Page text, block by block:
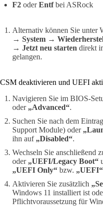
F2 oderEntfbei ASRock
Alternativ können Sie unter
→ System →
→ Jetzt neu starten direkt
gelangen.
CSM deaktivieren und UEFI
Navigieren Sie im BIOS-
oder „Advanced“.
Suchen Sie nach dem Eintrag
Support Module) oder
ihn auf „Disabled“.
Wechseln Sie anschließend
oder „UEFI/Legacy Boot“
„UEFI Only“ bzw. „UEFI“
Aktivieren Sie zusätzlich
Windows 11 installiert ist
Pflichtvoraussetzung für